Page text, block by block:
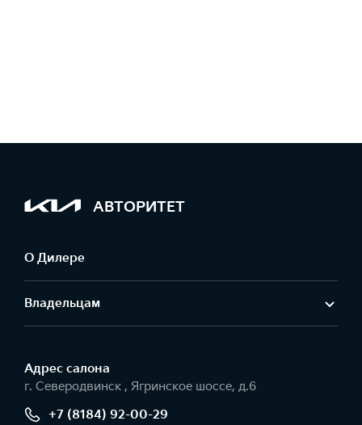
АВТОРИТЕТ
О Дилере
Владельцам
Адрес салонa
г. Северодвинск , Ягринское шоссе, д.6
+7 (8184) 92-00-29